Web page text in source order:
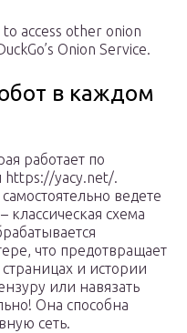
access other onion
Onion Service.
в каждом
работает по
https://yacy.net/.
ведете
схема
что предотвращает
и истории
или навязать
Она способна
сеть.